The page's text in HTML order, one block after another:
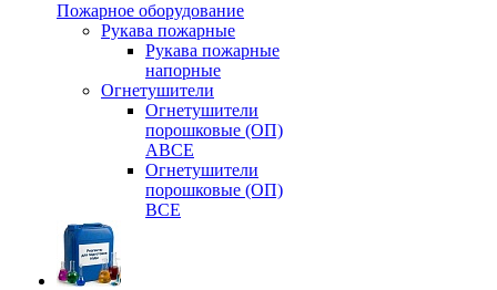
Пожарное оборудование
Рукава пожарные
Рукава пожарные
напорные
Огнетушители
Огнетушители
порошковые (ОП)
АВСЕ
Огнетушители
порошковые (ОП)
ВСЕ